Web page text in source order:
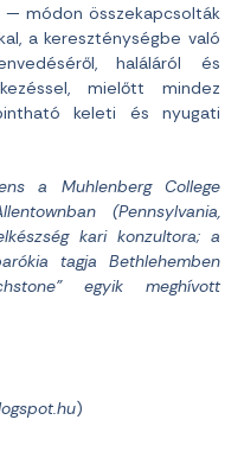
módon összekapcsolták
a kereszténységbe való
haláláról és
mielőtt mindez
keleti és nyugati
a Muhlenberg College
(Pennsylvania,
kari konzultora; a
tagja Bethlehemben
egyik meghívott
)